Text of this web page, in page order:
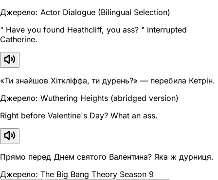
Джерело: Actor Dialogue (Bilingual Selection)
" Have you found Heathcliff, you ass? " interrupted
Catherine.
«Ти знайшов Хіткліффа, ти дурень?» — перебила Кетрін.
Джерело: Wuthering Heights (abridged version)
Right before Valentine's Day? What an ass.
Прямо перед Днем святого Валентина? Яка ж дурниця.
Джерело: The Big Bang Theory Season 9